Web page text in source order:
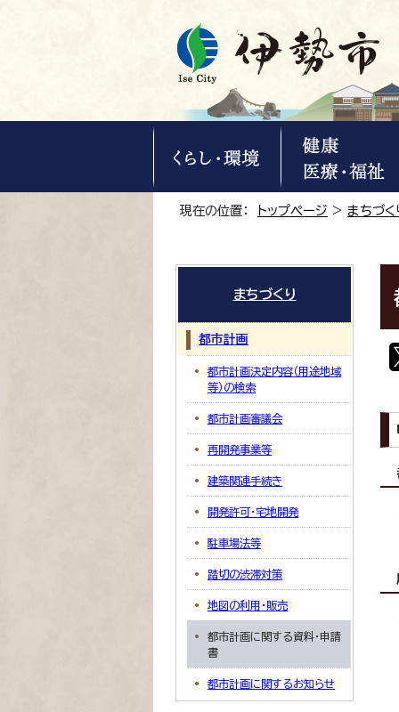
現在の位置： トップページ > まちづく
まちづくり
都市計画
都市計画決定内容（用途地域
等）の検索
都市計画審議会
再開発事業等
建築関連手続き
開発許可・宅地開発
駐車場法等
踏切の渋滞対策
地図の利用・販売
都市計画に関する資料・申請
書
都市計画に関するお知らせ